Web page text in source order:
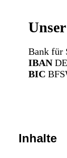
Bank für
IBAN
BIC
Inhalte